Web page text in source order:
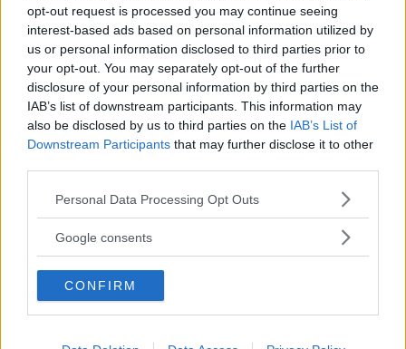
opt-out request is processed you may continue seeing
interest-based ads based on personal information utilized by
us or personal information disclosed to third parties prior to
your opt-out. You may separately opt-out of the further
disclosure of your personal information by third parties on the
IAB’s list of downstream participants. This information may
also be disclosed by us to third parties on the IAB’s List of
Downstream Participants that may further disclose it to other
Please note that this website/app uses one or more Google
not limited to your visit or usage behaviour. You may click to
use your data for below specified purposes in below Google
consent section.
Personal Data Processing Opt Outs
Google consents
CONFIRM
CASA
Casa sicura: consigli utili per la
tranquillità di tutta la famiglia
Ci sono alcuni accorgimenti che possono farci sentire
molto più sicuri all’interno della nostra casa, e quindi più
sereni e felici. Scopriamoli insieme.